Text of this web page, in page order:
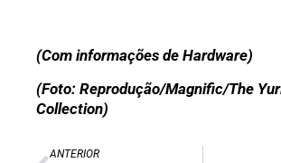
(Com informações de Hardware)
(Foto: Reprodução/Magnific/The
Collection)
ANTERIOR